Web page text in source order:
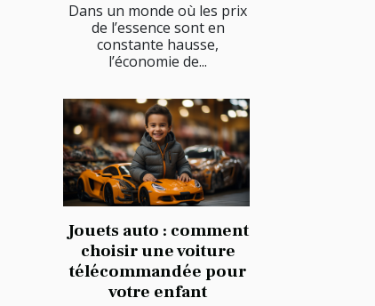
Dans un monde où les prix
de l’essence sont en
constante hausse,
l’économie de...
Jouets auto : comment
choisir une voiture
télécommandée pour
votre enfant